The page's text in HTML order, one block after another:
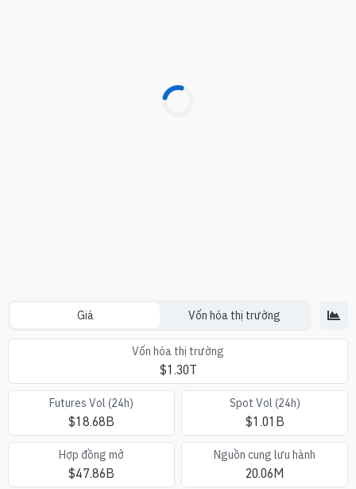
Giá Vốn hóa thị trường
Vốn hóa thị trường
$1.30T
Futures Vol (24h)
$18.68B
Spot Vol (24h)
$1.01B
Hợp đồng mở
$47.86B
Nguồn cung lưu hành
20.06M